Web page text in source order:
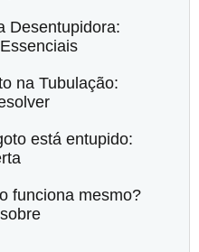
Desentupidora:
na Tubulação:
está entupido:
funciona mesmo?